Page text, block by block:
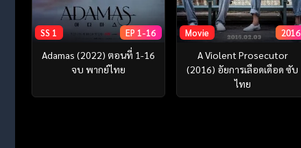
SS 1 EP 1-16
Adamas (2022) ตอนที่ 1-16
จบ พากย์ไทย
Movie 2016
A Violent Prosecutor
(2016) อัยการเลือดเดือด ซับ
ไทย